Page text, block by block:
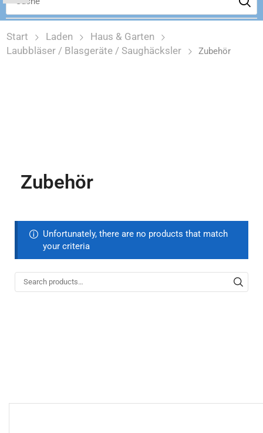
Start Laden
Haus & Garten
Laubbläser / Blasgeräte / Saughäcksler
Zubehör
Zubehör
Unfortunately, there are no products that match
your criteria